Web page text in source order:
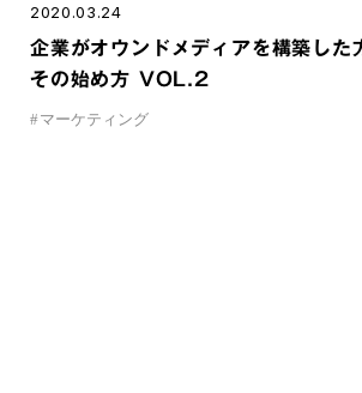
2020.03.24
企業がオウンドメディアを構築した
その始め方 VOL.2
# マーケティング